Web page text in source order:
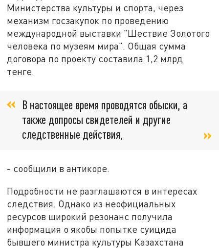
Министерства культуры и спорта, через
механизм госзакупок по проведению
международной выставки "Шествие Золотого
человека по музеям мира". Общая сумма
договора по проекту составила 1,2 млрд
тенге.
В настоящее время проводятся обыски, а
также допросы свидетелей и другие
следственные действия,
- сообщили в антикоре.
Подробности не разглашаются в интересах
следствия. Однако из неофициальных
ресурсов широкий резонанс получила
информация о якобы попытке суицида
бывшего министра культуры Казахстана